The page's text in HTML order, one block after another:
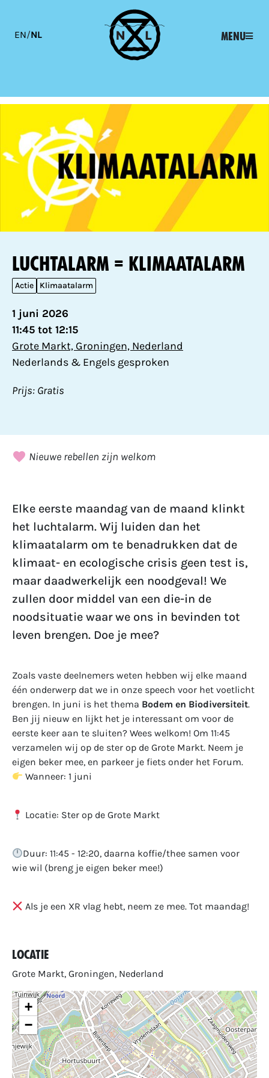
EN/NL Menu
Luchtalarm = Klimaatalarm
Actie Klimaatalarm
1 juni 2026
11:45 tot 12:15
Grote Markt, Groningen, Nederland
Nederlands & Engels gesproken
Prijs: Gratis
Nieuwe rebellen zijn welkom
Elke eerste maandag van de maand klinkt
het luchtalarm. Wij luiden dan het
klimaatalarm om te benadrukken dat de
klimaat- en ecologische crisis geen test is,
maar daadwerkelijk een noodgeval! We
zullen door middel van een die-in de
noodsituatie waar we ons in bevinden tot
leven brengen. Doe je mee?
Zoals vaste deelnemers weten hebben wij elke maand
één onderwerp dat we in onze speech voor het voetlicht
brengen. In juni is het thema Bodem en Biodiversiteit.
Ben jij nieuw en lijkt het je interessant om voor de
eerste keer aan te sluiten? Wees welkom! Om 11:45
verzamelen wij op de ster op de Grote Markt. Neem je
eigen beker mee, en parkeer je fiets onder het Forum.
Wanneer: 1 juni
Locatie: Ster op de Grote Markt
Duur: 11:45 - 12:20, daarna koffie/thee samen voor
wie wil (breng je eigen beker mee!)
Als je een XR vlag hebt, neem ze mee. Tot maandag!
Locatie
Grote Markt, Groningen, Nederland
+
−